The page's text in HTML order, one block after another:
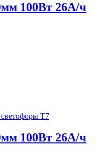
100Вт 26А/ч
Т7
100Вт 26А/ч